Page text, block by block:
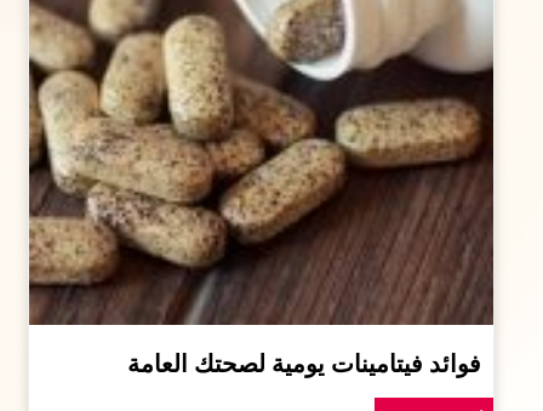
فوائد فيتامينات يومية لصحتك العامة